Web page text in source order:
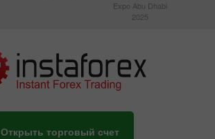
Expo Abu Dhabi
2025
Открыть торговый счет